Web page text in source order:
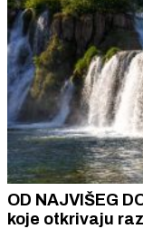
OD NAJVIŠEG
koje otkrivaju